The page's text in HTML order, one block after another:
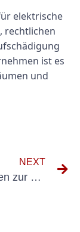
elektrische
rechtlichen
ist es
und
NEXT
Ein Leitfaden zur BGV A3-Konformitätsprüfung für Messgeräte